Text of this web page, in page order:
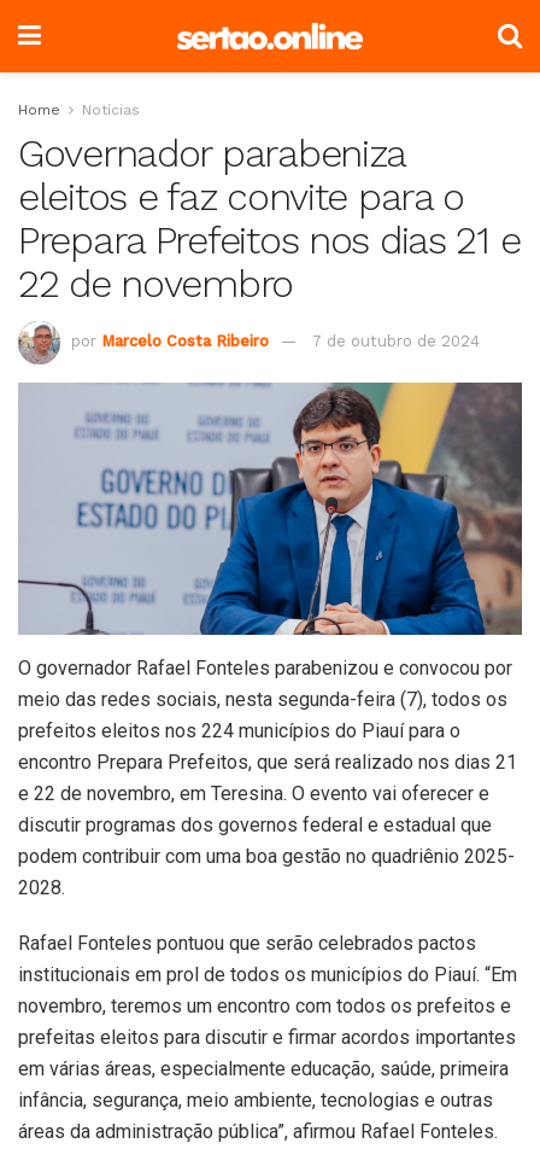
Home Notícias
Governador parabeniza
eleitos e faz convite para o
Prepara Prefeitos nos dias 21 e
22 de novembro
por Marcelo Costa Ribeiro 7 de outubro de 2024
O governador Rafael Fonteles parabenizou e convocou por
meio das redes sociais, nesta segunda-feira (7), todos os
prefeitos eleitos nos 224 municípios do Piauí para o
encontro Prepara Prefeitos, que será realizado nos dias 21
e 22 de novembro, em Teresina. O evento vai oferecer e
discutir programas dos governos federal e estadual que
podem contribuir com uma boa gestão no quadriênio 2025-
2028.
Rafael Fonteles pontuou que serão celebrados pactos
institucionais em prol de todos os municípios do Piauí. “Em
novembro, teremos um encontro com todos os prefeitos e
prefeitas eleitos para discutir e firmar acordos importantes
em várias áreas, especialmente educação, saúde, primeira
infância, segurança, meio ambiente, tecnologias e outras
áreas da administração pública”, afirmou Rafael Fonteles.